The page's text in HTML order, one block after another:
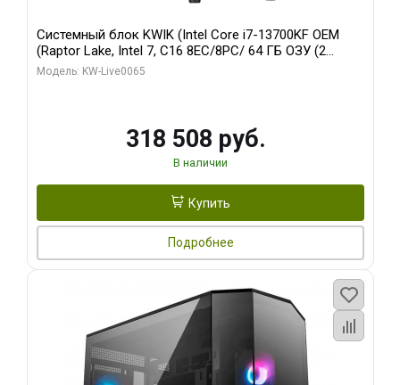
Системный блок KWIK (Intel Core i7-13700KF OEM
(Raptor Lake, Intel 7, C16 8EC/8PC/ 64 ГБ ОЗУ (2
модуля)/ ASUS RTX5080 PROART OC 16GB GDDR7
Модель: KW-Live0065
318 508 руб.
В наличии
Купить
Подробнее